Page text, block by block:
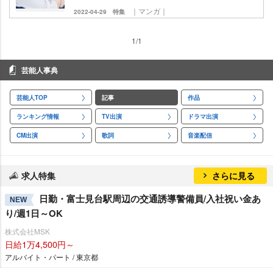
2022-04-29 特集 ｜マンガ｜
1/1
芸能人事典
芸能人TOP 記事 作品
ランキング情報 TV出演 ドラマ出演
CM出演 歌詞 音楽配信
求人特集 さらに見る
NEW
日勤・富士見台駅周辺の交通誘導警備員/入社祝い金あ
り/週1日～OK
株式会社MSK
日給1万4,500円～
アルバイト・パート / 東京都